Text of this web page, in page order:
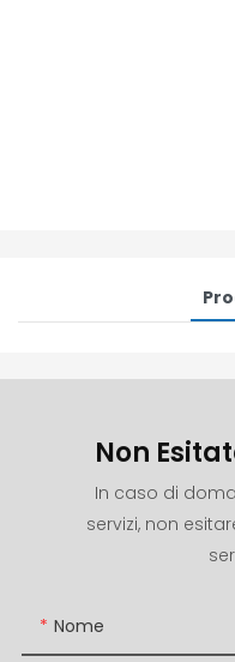
Non
In caso di
servizi, non
Nome